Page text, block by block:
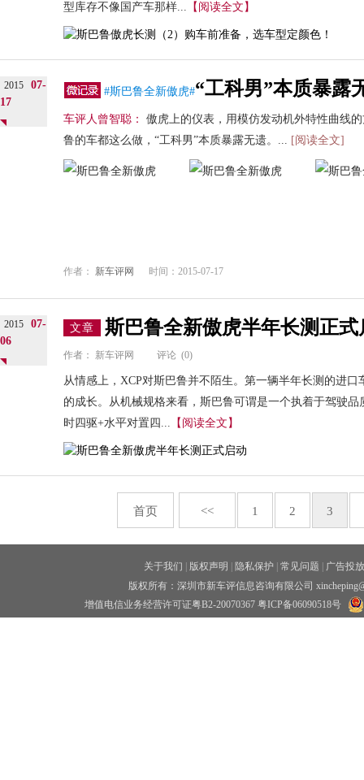
型库存不像国产车那样... 【阅读全文】
2015
07-
17
#斯巴鲁全新傲虎#“工科男”本质暴露
车评人曾智聪：
傲虎上的仪表，用模仿发动机外特性曲线
鲁的车都这么做，“工科男”本质暴露无遗。... [阅读全文]
作者： 新车评网 时间：2015-07-17
2015
07-
06
文章 斯巴鲁全新傲虎半年长测正式
作者： 新车评网 评论 (0)
从情感上，XCP对斯巴鲁并不陌生。第一辆半年长测的进
的成长。从机械规格来看，斯巴鲁可谓是一个执着于驾驶品
时四驱+水平对置四... 【阅读全文】
首页 << 1 2 3
关于我们 版权声明 隐私保护 常见问题
广告投放
版权所有：深圳市新车评信息咨询有限公司
增值电信业务经营许可证粤B2-20070367 粤ICP备06090518号